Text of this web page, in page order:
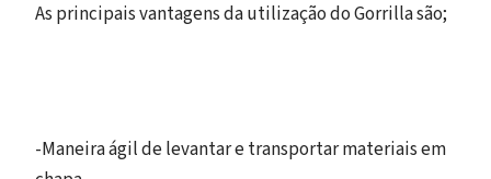
As principais vantagens da utilização do Gorrilla são;
-Maneira ágil de levantar e transportar materiais em